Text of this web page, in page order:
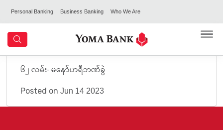
Personal Banking Business Banking Who We Are
၆၂ လမ်း- မနော်ဟရီဘဏ်ခွဲ
Posted on Jun 14 2023